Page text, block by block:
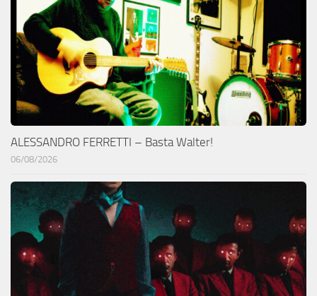
ALESSANDRO FERRETTI – Basta Walter!
06/08/2026